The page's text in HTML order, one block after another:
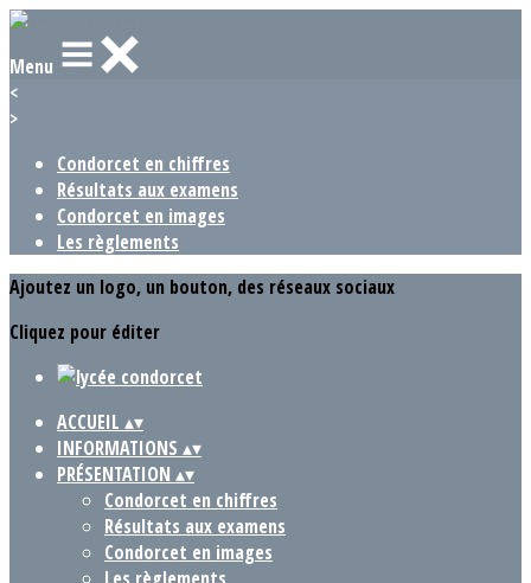
Menu
<
>
Condorcet en chiffres
Résultats aux examens
Condorcet en images
Les règlements
Ajoutez un logo, un bouton, des réseaux sociaux
Cliquez pour éditer
ACCUEIL ▴▾
INFORMATIONS ▴▾
PRÉSENTATION ▴▾
Condorcet en chiffres
Résultats aux examens
Condorcet en images